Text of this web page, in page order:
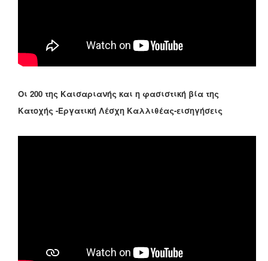
Οι 200 της Καισαριανής και η φασιστική βία της
Κατοχής -Εργατική Λέσχη Καλλιθέας-εισηγήσεις